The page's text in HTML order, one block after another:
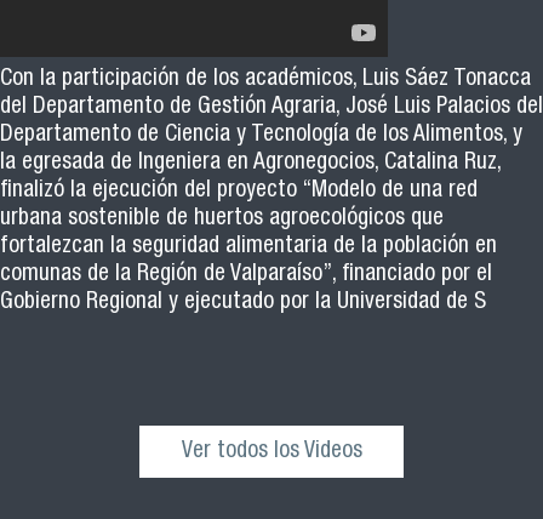
Con la participación de los académicos, Luis Sáez Tonacca
del Departamento de Gestión Agraria, José Luis Palacios del
Departamento de Ciencia y Tecnología de los Alimentos, y
la egresada de Ingeniera en Agronegocios, Catalina Ruz,
finalizó la ejecución del proyecto “Modelo de una red
urbana sostenible de huertos agroecológicos que
fortalezcan la seguridad alimentaria de la población en
comunas de la Región de Valparaíso”, financiado por el
Gobierno Regional y ejecutado por la Universidad de S
Ver todos los Videos